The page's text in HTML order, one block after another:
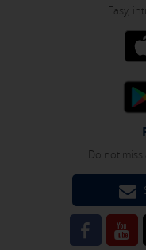
Easy,
Do not miss